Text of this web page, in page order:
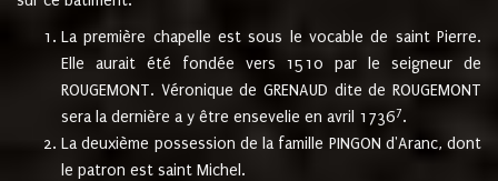
La première chapelle est sous le vocable de saint Pierre.
Elle aurait été fondée vers 1510 par le seigneur de
ROUGEMONT. Véronique de GRENAUD dite de ROUGEMONT
sera la dernière a y être ensevelie en avril 17367.
La deuxième possession de la famille PINGON d'Aranc, dont
le patron est saint Michel.